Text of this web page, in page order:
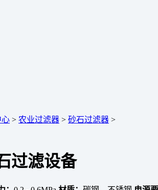
心 > 农业过滤器 > 砂石过滤器 >
过滤设备